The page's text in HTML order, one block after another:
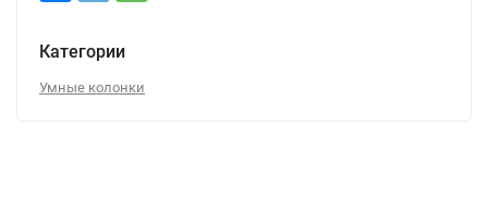
Категории
Умные колонки